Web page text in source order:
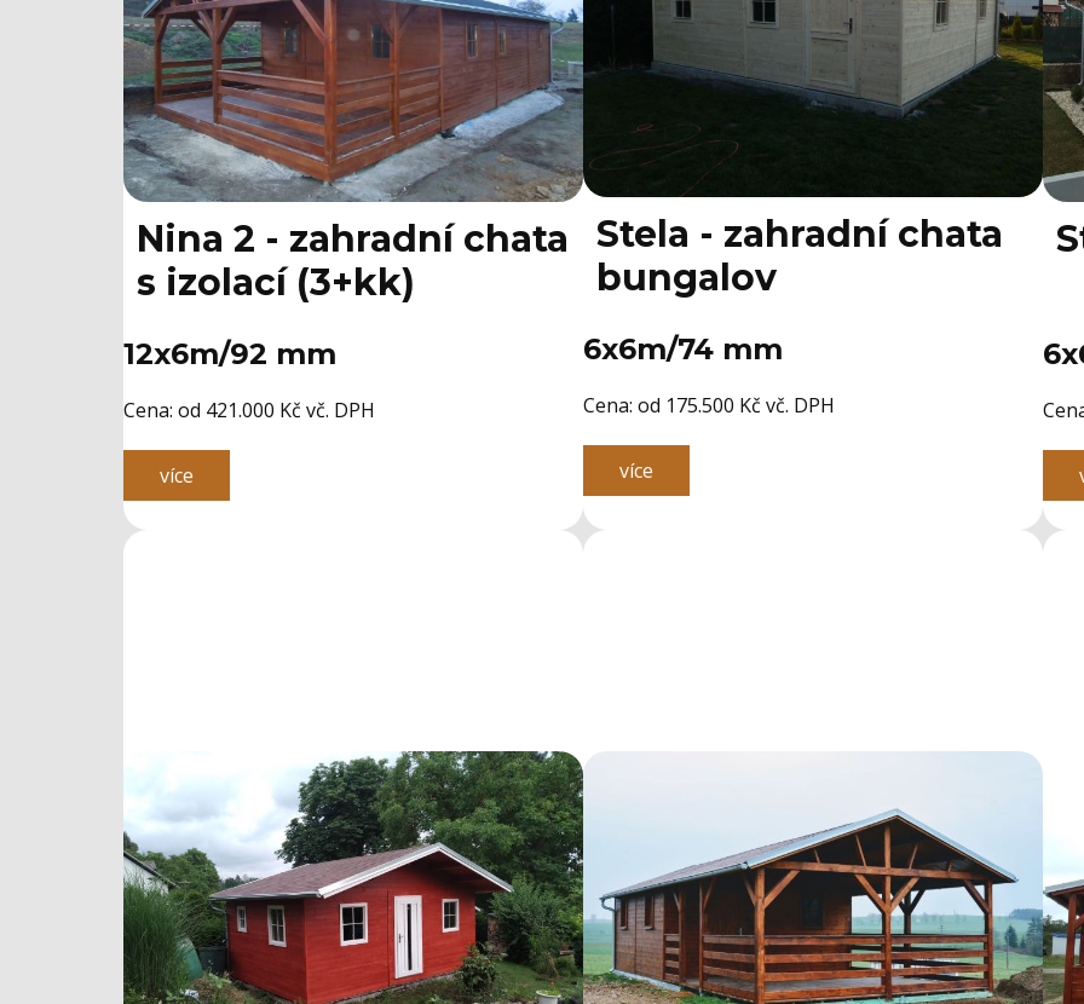
Nina 2 - zahradní chata
s izolací (3+kk)
12x6m/92 mm
Cena: ​od 421.000 Kč vč. DPH
více
Stela - zahradní chata
bungalov
6x6m/74 mm
Cena: ​od 175.500 Kč vč. DPH
více